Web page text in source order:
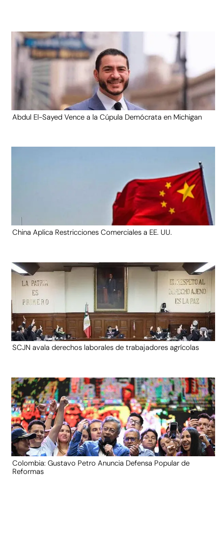
Abdul El-Sayed Vence a la Cúpula Demócrata en Michigan
China Aplica Restricciones Comerciales a EE. UU.
SCJN avala derechos laborales de trabajadores agrícolas
Colombia: Gustavo Petro Anuncia Defensa Popular de
Reformas